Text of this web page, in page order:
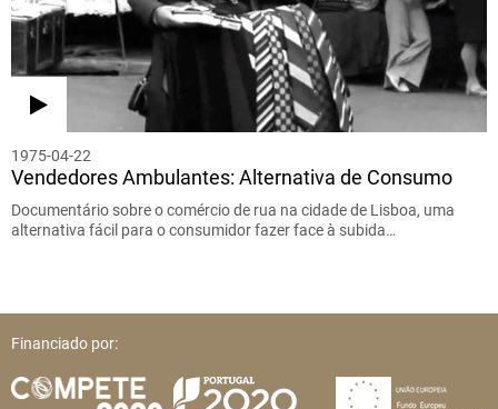
1975-04-22
Vendedores Ambulantes: Alternativa de Consumo
Documentário sobre o comércio de rua na cidade de Lisboa, uma
alternativa fácil para o consumidor fazer face à subida…
Financiado por: